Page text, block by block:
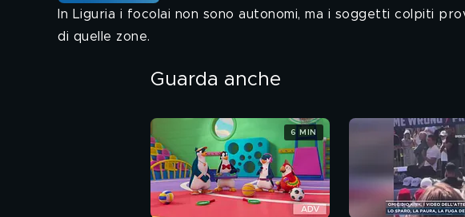
In Liguria i focolai non sono autonomi, ma i soggetti colpiti
di quelle zone.
Guarda anche
6 MIN